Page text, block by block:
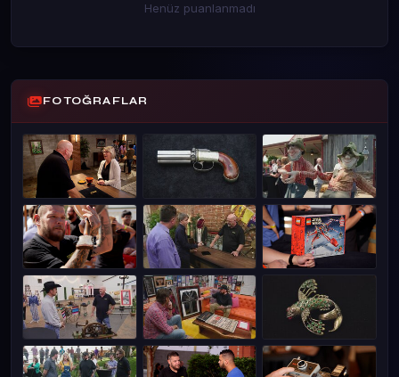
Henüz puanlanmadı
FOTOĞRAFLAR